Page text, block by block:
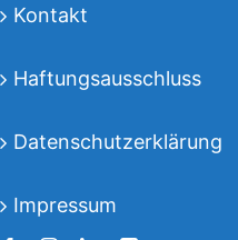
Kontakt
Haftungsausschluss
Datenschutzerklärung
Impressum